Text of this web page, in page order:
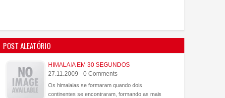
POST ALEATÓRIO
HIMALAIA EM 30 SEGUNDOS
27.11.2009 - 0 Comments
Os himalaias se formaram quando dois
continentes se encontraram, formando as mais